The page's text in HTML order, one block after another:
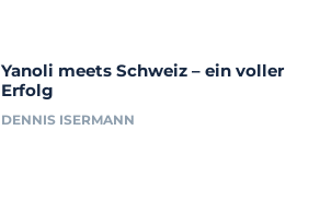
Yanoli meets Schweiz – ein voller
Erfolg
DENNIS ISERMANN